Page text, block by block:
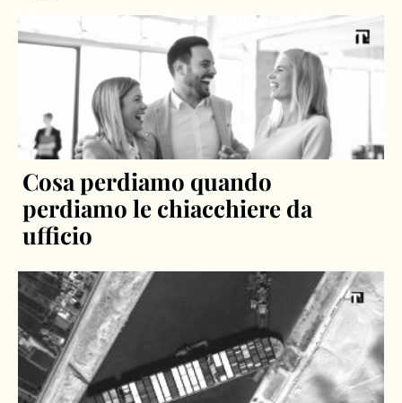
Cosa perdiamo quando
perdiamo le chiacchiere da
ufficio